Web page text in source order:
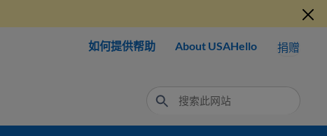
如何提供帮助 About USAHello 捐赠